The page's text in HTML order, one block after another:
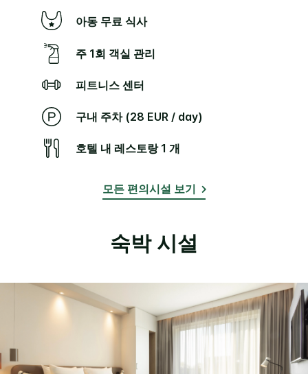
아동 무료 식사
주 1회 객실 관리
피트니스 센터
구내 주차 (28 EUR / day)
호텔 내 레스토랑 1 개
모든 편의시설 보기
숙박 시설